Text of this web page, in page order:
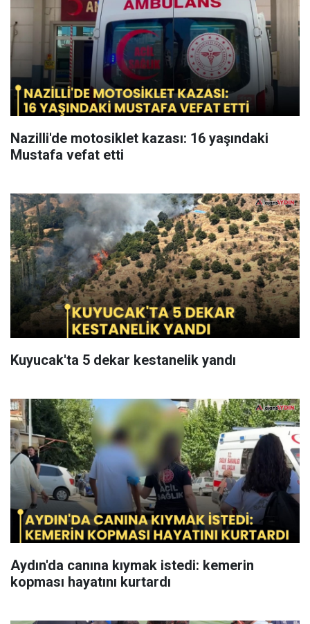
Nazilli'de motosiklet kazası: 16 yaşındaki
Mustafa vefat etti
Kuyucak'ta 5 dekar kestanelik yandı
Aydın'da canına kıymak istedi: kemerin
kopması hayatını kurtardı